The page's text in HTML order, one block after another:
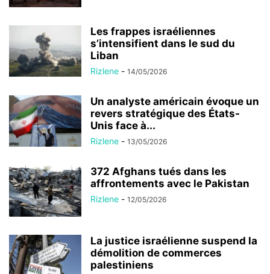
Les frappes israéliennes
s’intensifient dans le sud du
Liban
Rizlene - 14/05/2026
Un analyste américain évoque un
revers stratégique des États-
Unis face à...
Rizlene - 13/05/2026
372 Afghans tués dans les
affrontements avec le Pakistan
Rizlene - 12/05/2026
La justice israélienne suspend la
démolition de commerces
palestiniens